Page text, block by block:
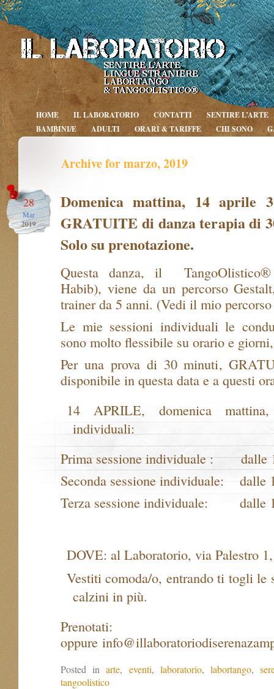
HOME IL LABORATORIO CONTATTI
SENTIRE L’ARTE
BAMBINI/E
ADULTI ORARI & TARIFFE CHI SONO
Archive for marzo, 2019
28
Mar
2019
Domenica mattina, 14 aprile 3
GRATUITE di danza terapia di
Solo su prenotazione.
Questa danza, il TangoOlistico®
Habib), viene da un percorso
trainer da 5 anni. (Vedi il mio
Le mie sessioni individuali le
sono molto flessibile su orario e
Per una prova di 30 minuti,
disponibile in questa data e a questi
14 APRILE, domenica
individuali:
Prima sessione individuale : dalle
Seconda sessione individuale: dalle
Terza sessione individuale: dalle
DOVE: al Laboratorio, via Palestro
Vestiti comoda/o, entrando ti togli le
calzini in più.
Prenotati:
oppure
Posted inarte, eventi, laboratorio, labortango,
tangoolistico